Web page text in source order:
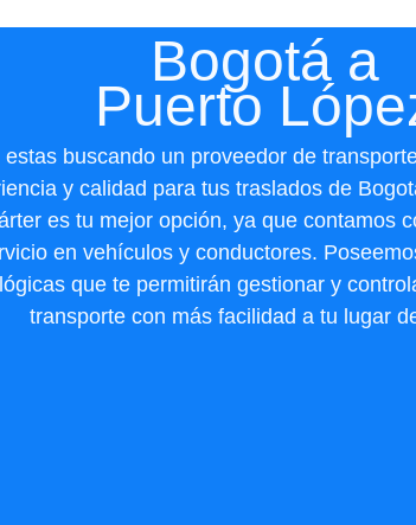
Bogotá a
Puerto
estas buscando un proveedor de
y calidad para tus traslados de
es tu mejor opción, ya que contamos
en vehículos y conductores.
que te permitirán gestionar y
transporte con más facilidad a tu lugar